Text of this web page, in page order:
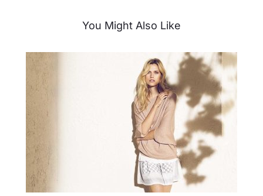
You Might Also Like